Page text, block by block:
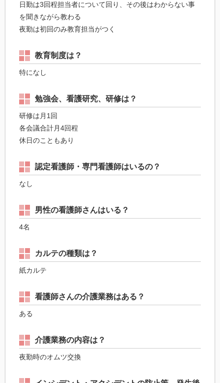
日勤は3回程担当者について回り、その後はわからない事
を聞きながら教わる
夜勤は初回のみ教育担当がつく
教育制度は？
特になし
勉強会、看護研究、研修は？
研修は月1回
各会議合計月4回程
休日のこともあり
認定看護師・専門看護師はいるの？
なし
男性の看護師さんはいる？
4名
カルテの種類は？
紙カルテ
看護師さんの介護業務はある？
ある
介護業務の内容は？
夜勤時のオムツ交換